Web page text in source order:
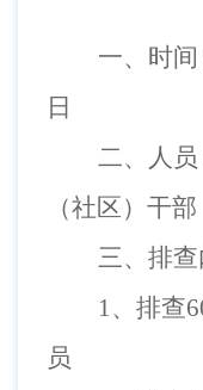
一、时间
日
二、人员
（社区）干部
三、排查
1、排查
员